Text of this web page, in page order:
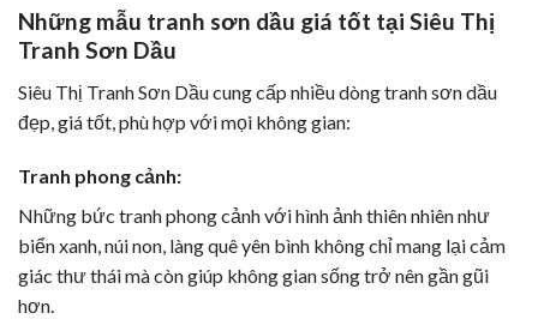
Những mẫu tranh sơn dầu giá tốt tại Siêu Thị
Tranh Sơn Dầu
Siêu Thị Tranh Sơn Dầu cung cấp nhiều dòng tranh sơn dầu
đẹp, giá tốt, phù hợp với mọi không gian:
Tranh phong cảnh:
Những bức tranh phong cảnh với hình ảnh thiên nhiên như
biển xanh, núi non, làng quê yên bình không chỉ mang lại cảm
giác thư thái mà còn giúp không gian sống trở nên gần gũi
hơn.